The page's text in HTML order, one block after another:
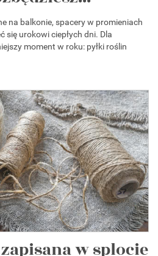
na balkonie, spacery w promieniach
się urokowi ciepłych dni. Dla
moment w roku: pyłki roślin
w splocie